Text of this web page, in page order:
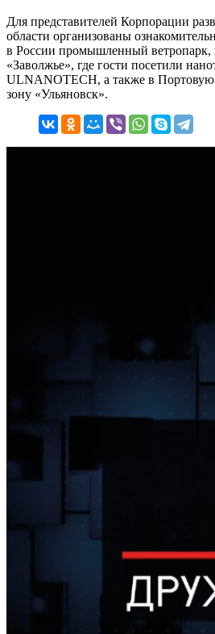
Для представителей Корпорации
области организованы
в России промышленный ветропарк,
«Заволжье», где гости посетили
ULNANOTECH, а также в
зону «Ульяновск».